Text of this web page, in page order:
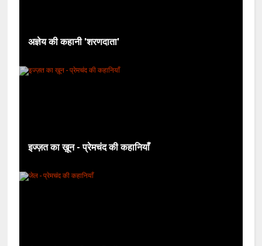
अज्ञेय की कहानी 'शरणदाता'
इज्ज़त का ख़ून - प्रेमचंद की कहानियाँ